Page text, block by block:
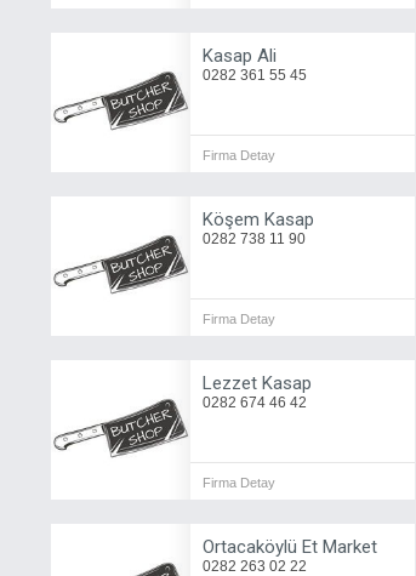
Kasap Ali
0282 361 55 45
Firma Detay
Köşem Kasap
0282 738 11 90
Firma Detay
Lezzet Kasap
0282 674 46 42
Firma Detay
Ortacaköylü Et Market
0282 263 02 22